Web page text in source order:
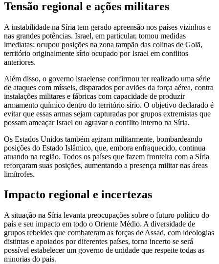
Tensão regional e ações militares
A instabilidade na Síria tem gerado apreensão nos países vizinhos e
nas grandes potências. Israel, em particular, tomou medidas
imediatas: ocupou posições na zona tampão das colinas de Golã,
território originalmente sírio ocupado por Israel em conflitos
anteriores.
Além disso, o governo israelense confirmou ter realizado uma série
de ataques com mísseis, disparados por aviões da força aérea, contra
instalações militares e fábricas com capacidade de produzir
armamento químico dentro do território sírio. O objetivo declarado é
evitar que essas armas sejam capturadas por grupos extremistas que
possam ameaçar Israel ou agravar o conflito interno na Síria.
Os Estados Unidos também agiram militarmente, bombardeando
posições do Estado Islâmico, que, embora enfraquecido, continua
atuando na região. Todos os países que fazem fronteira com a Síria
reforçaram suas posições, aumentando a presença militar nas áreas
limítrofes.
Impacto regional e incertezas
A situação na Síria levanta preocupações sobre o futuro político do
país e seu impacto em todo o Oriente Médio. A diversidade de
grupos rebeldes que combateram as forças de Assad, com ideologias
distintas e apoiados por diferentes países, torna incerto se será
possível estabelecer um governo de unidade que respeite todas as
minorias do país.